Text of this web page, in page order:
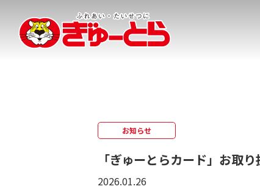
株式会社ぎゅーとら
お知らせ
「ぎゅーとらカード」お取
2026.01.26